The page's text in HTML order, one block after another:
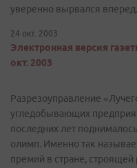
уверенно вырвался вперед.
24 окт. 2003
Электронная версия
окт. 2003
Разрезоуправление
угледобывающих
последних лет
олимп. Именно так
премий в стране,